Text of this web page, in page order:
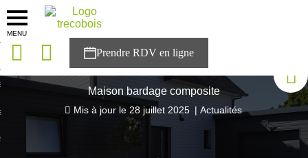
MENU
solutions
Maison bardage composite
Mis à jour le 28 juillet 2025 | Actualités